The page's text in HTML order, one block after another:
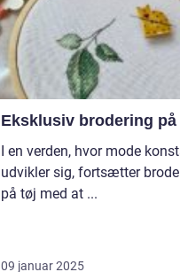
Eksklusiv brodering
I en verden, hvor mode
udvikler sig, fortsætter
på tøj med at ...
09 januar 2025